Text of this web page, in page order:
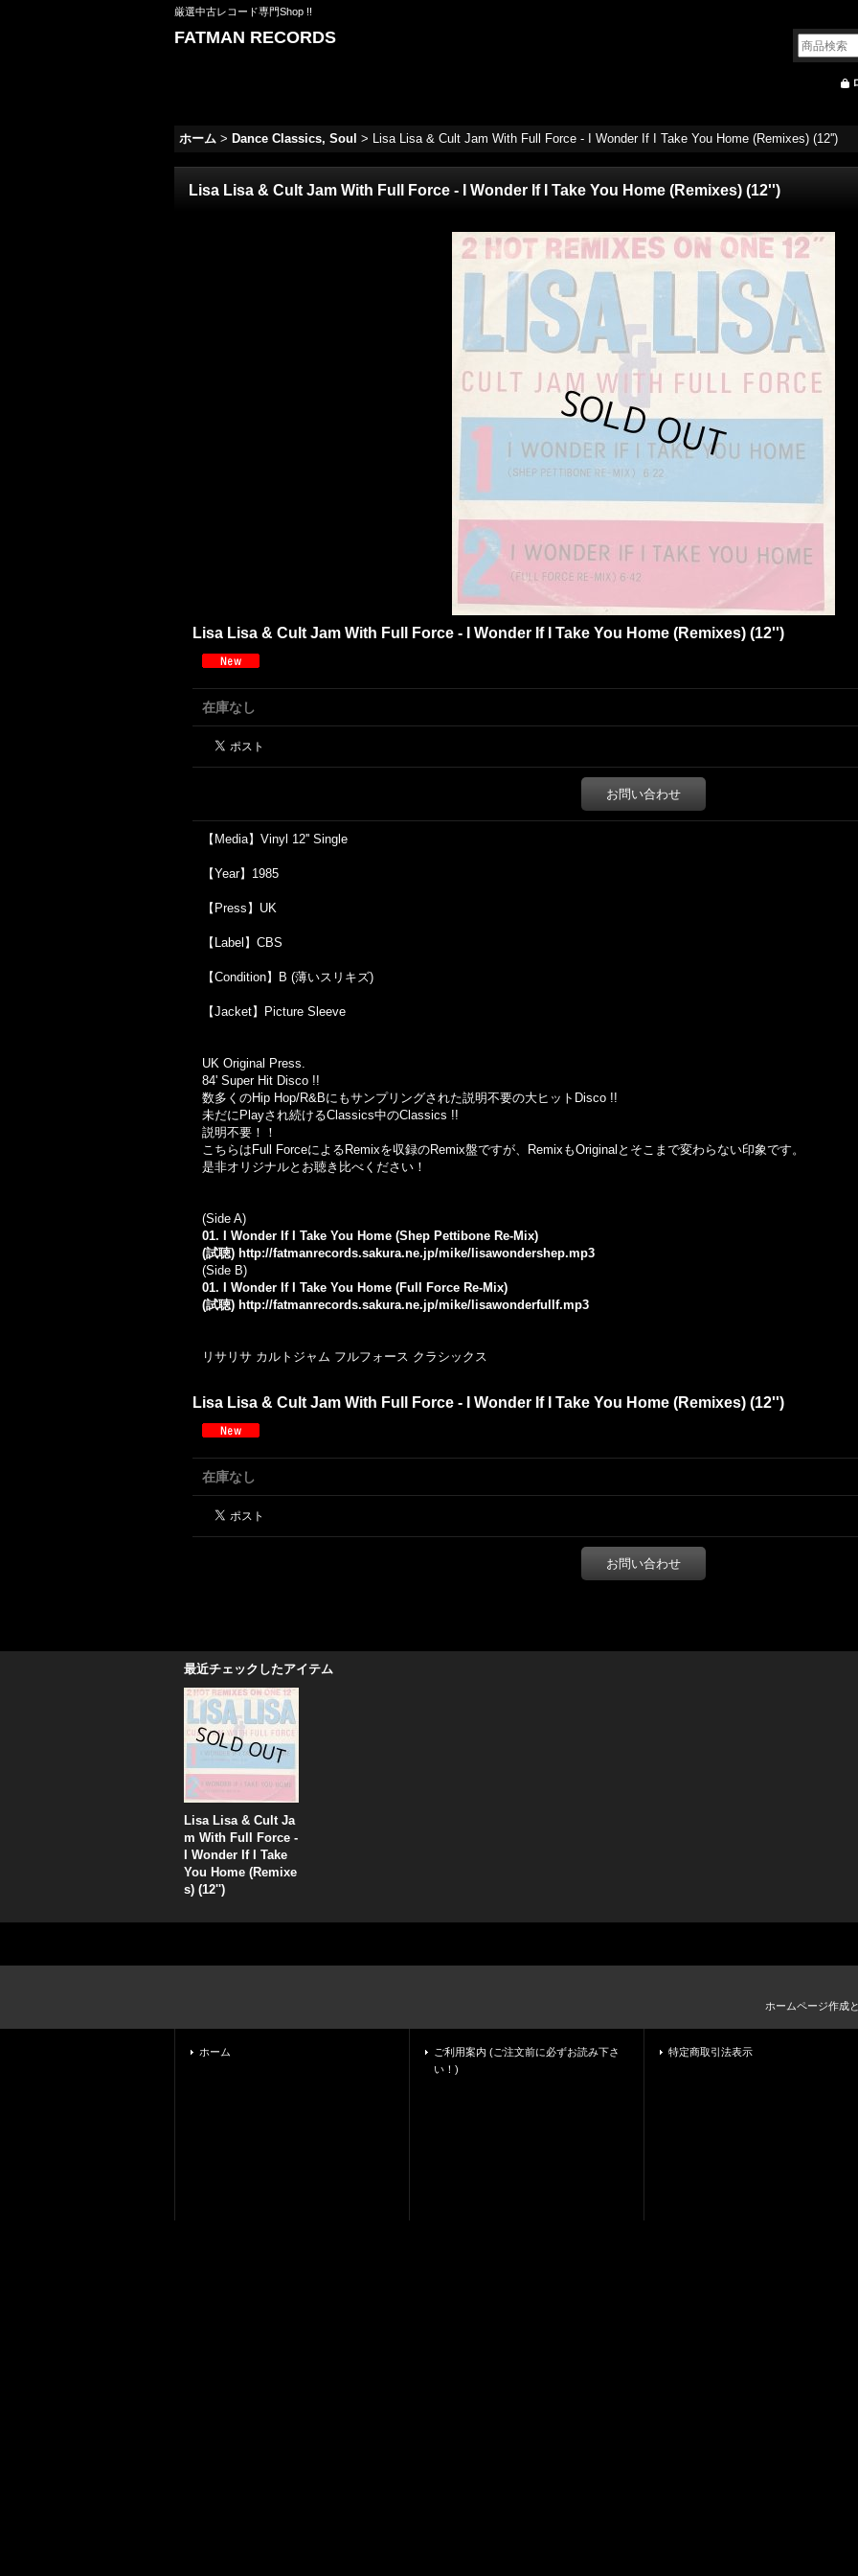
厳選中古レコード専門Shop !!
FATMAN RECORDS
ホーム > Dance Classics, Soul > Lisa Lisa & Cult Jam With Full Force - I Wonder If I Take You Home (Remixes) (12'')
Lisa Lisa & Cult Jam With Full Force - I Wonder If I Take You Home (Remixes) (12'')
Lisa Lisa & Cult Jam With Full Force - I Wonder If I Take You Home (Remixes) (12'')
在庫なし
お問い合わせ
【Media】Vinyl 12'' Single
【Year】1985
【Press】UK
【Label】CBS
【Condition】B (薄いスリキズ)
【Jacket】Picture Sleeve
UK Original Press.
84' Super Hit Disco !!
数多くのHip Hop/R&Bにもサンプリングされた説明不要の大ヒットDisco !!
未だにPlayされ続けるClassics中のClassics !!
説明不要！！
こちらはFull ForceによるRemixを収録のRemix盤ですが、RemixもOriginalとそこまで変わらない印象です。
是非オリジナルとお聴き比べください！
(Side A)
01. I Wonder If I Take You Home (Shep Pettibone Re-Mix)
(試聴) http://fatmanrecords.sakura.ne.jp/mike/lisawondershep.mp3
(Side B)
01. I Wonder If I Take You Home (Full Force Re-Mix)
(試聴) http://fatmanrecords.sakura.ne.jp/mike/lisawonderfullf.mp3
リサリサ カルトジャム フルフォース クラシックス
Lisa Lisa & Cult Jam With Full Force - I Wonder If I Take You Home (Remixes) (12'')
在庫なし
お問い合わせ
最近チェックしたアイテム
Lisa Lisa & Cult Ja
m With Full Force -
I Wonder If I Take
You Home (Remixe
s) (12'')
ホームページ作成
ホーム
ご利用案内 (ご注文前に必ずお読み下さ
い！)
特定商取引法表示